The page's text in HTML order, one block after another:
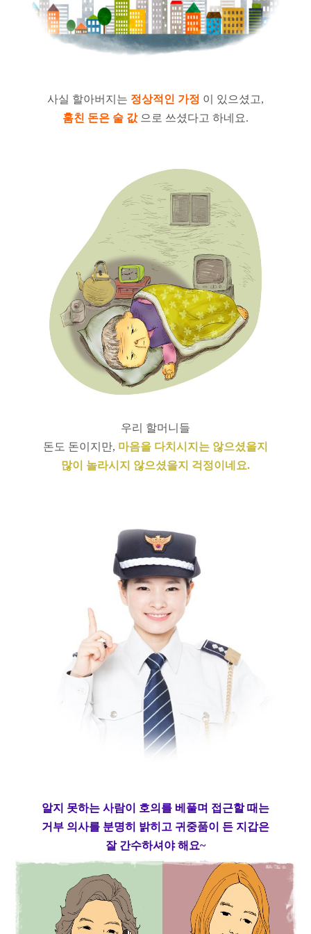
사실 할아버지는 정상적인 가정 이 있으셨고,
훔친 돈은 술 값으로 쓰셨다고 하네요.
우리 할머니들
돈도 돈이지만, 마음을 다치시지는 않으셨을지
많이 놀라시지 않으셨을지 걱정이네요.
알지 못하는 사람이 호의를 베풀며 접근할 때는
거부 의사를 분명히 밝히고 귀중품이 든 지갑은
잘 간수하셔야 해요~